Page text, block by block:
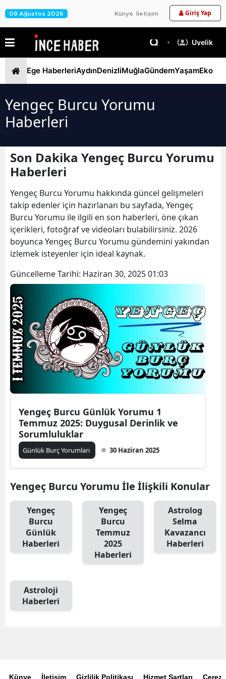
09 Ağustos 2026 Künye İletişim Giriş Yap
Üyelik
Ege HaberleriAydınDenizliMuğlaGündemYaşam
Yengeç Burcu Yorumu
Haberleri
Son Dakika Yengeç Burcu Yorumu
Haberleri
Yengeç Burcu Yorumu hakkında güncel gelişmeleri
takip edenler için hazırlanan bu sayfada, Yengeç
Burcu Yorumu ile ilgili en son haberleri, öne çıkan
içerikleri, fotoğraf ve videoları bulabilirsiniz. 2026
boyunca Yengeç Burcu Yorumu gündemini yakından
izlemek isteyenler için ideal kaynak.
Güncelleme Tarihi: Haziran 30, 2025 01:03
Yengeç Burcu Günlük Yorumu 1
Temmuz 2025: Duygusal Derinlik ve
Sorumluluklar
Günlük Burç Yorumları 30 Haziran 2025
Yengeç Burcu Yorumu İle İlişkili Konular
Yengeç
Burcu
Günlük
Haberleri
Yengeç
Burcu
Temmuz
2025
Haberleri
Astrolog
Selma
Kavazancı
Haberleri
Astroloji
Haberleri
Künye İletişim Gizlilik Politikası Hizmet Şartları Çerez